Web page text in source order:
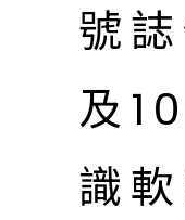
號
及
識